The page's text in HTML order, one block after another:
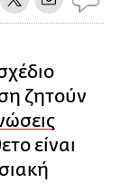
ζητούν
είναι